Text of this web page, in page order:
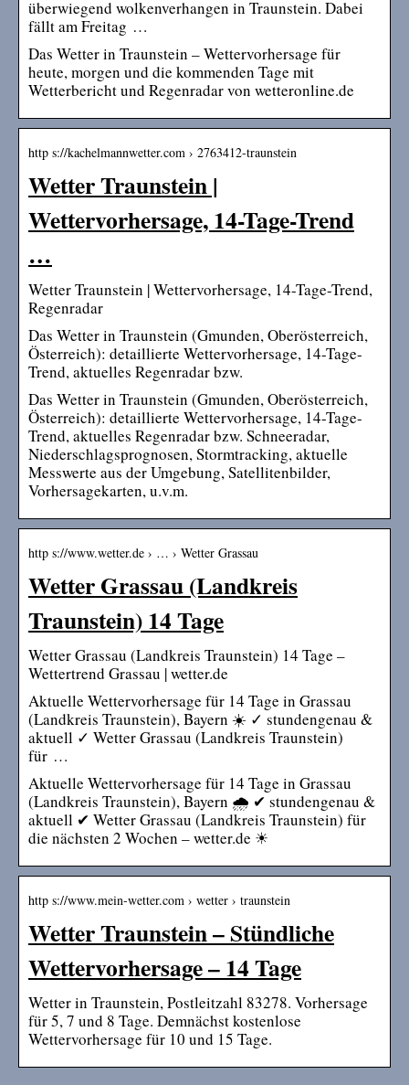
überwiegend wolkenverhangen in Traunstein. Dabei
fällt am Freitag …
Das Wetter in Traunstein – Wettervorhersage für
heute, morgen und die kommenden Tage mit
Wetterbericht und Regenradar von wetteronline.de
http s://kachelmannwetter.com › 2763412-traunstein
Wetter Traunstein |
Wettervorhersage, 14-Tage-Trend
…
Wetter Traunstein | Wettervorhersage, 14-Tage-Trend,
Regenradar
Das Wetter in Traunstein (Gmunden, Oberösterreich,
Österreich): detaillierte Wettervorhersage, 14-Tage-
Trend, aktuelles Regenradar bzw.
Das Wetter in Traunstein (Gmunden, Oberösterreich,
Österreich): detaillierte Wettervorhersage, 14-Tage-
Trend, aktuelles Regenradar bzw. Schneeradar,
Niederschlagsprognosen, Stormtracking, aktuelle
Messwerte aus der Umgebung, Satellitenbilder,
Vorhersagekarten, u.v.m.
http s://www.wetter.de › … › Wetter Grassau
Wetter Grassau (Landkreis
Traunstein) 14 Tage
Wetter Grassau (Landkreis Traunstein) 14 Tage –
Wettertrend Grassau | wetter.de
Aktuelle Wettervorhersage für 14 Tage in Grassau
(Landkreis Traunstein), Bayern ☀️ ✓ stundengenau &
aktuell ✓ Wetter Grassau (Landkreis Traunstein)
für …
Aktuelle Wettervorhersage für 14 Tage in Grassau
(Landkreis Traunstein), Bayern 🌧️ ✔ stundengenau &
aktuell ✔ Wetter Grassau (Landkreis Traunstein) für
die nächsten 2 Wochen – wetter.de ☀
http s://www.mein-wetter.com › wetter › traunstein
Wetter Traunstein – Stündliche
Wettervorhersage – 14 Tage
Wetter in Traunstein, Postleitzahl 83278. Vorhersage
für 5, 7 und 8 Tage. Demnächst kostenlose
Wettervorhersage für 10 und 15 Tage.